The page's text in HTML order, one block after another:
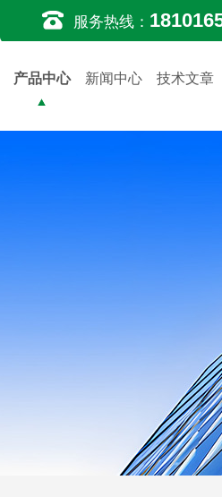
服务热线：
产品中心 新闻中心 技术文章